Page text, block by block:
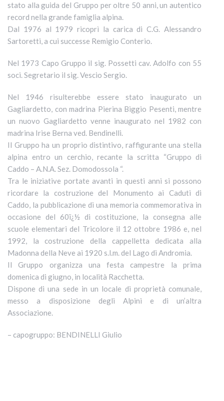
stato alla guida del Gruppo per oltre 50 anni, un autentico
record nella grande famiglia alpina.
Dal 1976 al 1979 ricoprì la carica di C.G. Alessandro
Sartoretti, a cui successe Remigio Conterio.
Nel 1973 Capo Gruppo il sig. Possetti cav. Adolfo con 55
soci. Segretario il sig. Vescio Sergio.
Nel 1946 risulterebbe essere stato inaugurato un
Gagliardetto, con madrina Pierina Biggio Pesenti, mentre
un nuovo Gagliardetto venne inaugurato nel 1982 con
madrina Irise Berna ved. Bendinelli.
Il Gruppo ha un proprio distintivo, raffigurante una stella
alpina entro un cerchio, recante la scritta “Gruppo di
Caddo – A.N.A. Sez. Domodossola “.
Tra le iniziative portate avanti in questi anni si possono
ricordare la costruzione del Monumento ai Caduti di
Caddo, la pubblicazione di una memoria commemorativa in
occasione del 60ï¿½ di costituzione, la consegna alle
scuole elementari del Tricolore il 12 ottobre 1986 e, nel
1992, la costruzione della cappelletta dedicata alla
Madonna della Neve ai 1920 s.l.m. del Lago di Andromia.
Il Gruppo organizza una festa campestre la prima
domenica di giugno, in località Racchetta.
Dispone di una sede in un locale di proprietà comunale,
messo a disposizione degli Alpini e di un’altra
Associazione.
– capogruppo: BENDINELLI Giulio